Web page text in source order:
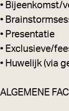
r
e
l
o
f
i
• Bijeenkomst/
•
• Presentatie
• Exclusieve/
• Huwelijk (via
ALGEMENE